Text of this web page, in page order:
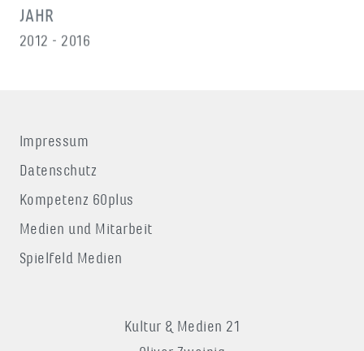
JAHR
2012 - 2016
Impressum
Datenschutz
Kompetenz 60plus
Medien und Mitarbeit
Spielfeld Medien
Kultur & Medien 21